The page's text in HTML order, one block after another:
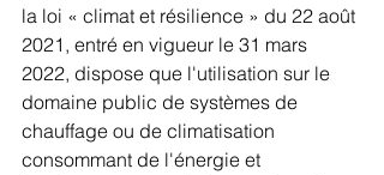
la loi « climat et résilience » du 22 août
2021, entré en vigueur le 31 mars
2022, dispose que l'utilisation sur le
domaine public de systèmes de
chauffage ou de climatisation
consommant de l'énergie et